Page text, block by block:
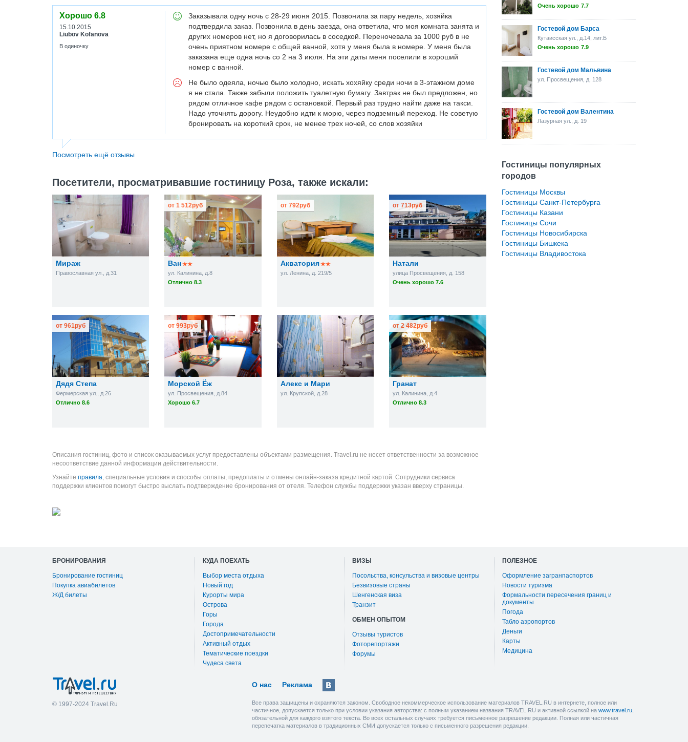
Хорошо 6.8
15.10.2015
Liubov Kofanova
В одиночку
Заказывала одну ночь с 28-29 июня 2015. Позвонила за пару недель, хозяйка
подтвердила заказ. Позвонила в день заезда, она ответила, что моя комната занята и
других номеров нет, но я договорилась в соседкой. Переночевала за 1000 руб в не
очень приятном номере с общей ванной, хотя у меня была в номере. У меня была
заказана еще одна ночь со 2 на 3 июля. На эти даты меня поселили в хороший
номер с ванной.
Не было одеяла, ночью было холодно, искать хохяйку среди ночи в 3-этажном доме
я не стала. Также забыли положить туалетную бумагу. Завтрак не был предложен, но
рядом отличное кафе рядом с остановкой. Первый раз трудно найти даже на такси.
Надо уточнять дорогу. Неудобно идти к морю, через подземный переход. Не советую
бронировать на короткий срок, не менее трех ночей, со слов хозяйки
Посмотреть ещё отзывы
Посетители, просматривавшие гостиницу Роза, также искали:
Мираж
Православная ул., д.31
Ван
ул. Калинина, д.8
Отлично 8.3
от1 512руб
Акватория
ул. Ленина, д. 219/5
от 792руб
Натали
улица Просвещения, д. 158
Очень хорошо 7.6
от713руб
Дядя Степа
Фермерская ул., д.26
Отлично 8.6
от 961руб
Морской Ёж
ул. Просвещения, д.84
Хорошо 6.7
от993руб
Алекс и Мари
ул. Крупской, д.28
Гранат
ул. Калинина, д.4
Отлично 8.3
от2 482руб
Описания гостиниц, фото и список оказываемых услуг предоставлены объектами размещения. Travel.ru не несет ответственности за возможное
несоответствие данной информации действительности.
Узнайте правила, специальные условия и способы оплаты, предоплаты и отмены онлайн-заказа кредитной картой. Сотрудники сервиса
поддержки клиентов помогут быстро выслать подтверждение бронирования от отеля. Телефон службы поддержки указан вверху страницы.
Очень хорошо 7.7
Гостевой дом Барса
Кутаисская ул., д.14, лит.Б
Очень хорошо 7.9
Гостевой дом Мальвина
ул. Просвещения, д. 128
Гостевой дом Валентина
Лазурная ул., д. 19
Гостиницы популярных
городов
Гостиницы Москвы
Гостиницы Санкт-Петербурга
Гостиницы Казани
Гостиницы Сочи
Гостиницы Новосибирска
Гостиницы Бишкека
Гостиницы Владивостока
БРОНИРОВАНИЯ
Бронирование гостиниц
Покупка авиабилетов
Ж/Д билеты
КУДА ПОЕХАТЬ
Выбор места отдыха
Новый год
Курорты мира
Острова
Горы
Города
Достопримечательности
Активный отдых
Тематические поездки
Чудеса света
ВИЗЫ
Посольства, консульства и визовые центры
Безвизовые страны
Шенгенская виза
Транзит
ОБМЕН ОПЫТОМ
Отзывы туристов
Фоторепортажи
Форумы
ПОЛЕЗНОЕ
Оформление загранпаспортов
Новости туризма
Формальности пересечения границ и
документы
Погода
Табло аэропортов
Деньги
Карты
Медицина
© 1997-2024 Travel.Ru
О нас Реклама
Все права защищены и охраняются законом. Свободное некоммерческое использование материалов TRAVEL.RU в интернете, полное или
частичное, допускается только при условии указания авторства: с полным указанием названия TRAVEL.RU и активной ссылкой на www.travel.ru
обязательной для каждого взятого текста. Во всех остальных случаях требуется письменное разрешение редакции. Полная или частичная
перепечатка материалов в традиционных СМИ допускается только с письменного разрешения редакции.